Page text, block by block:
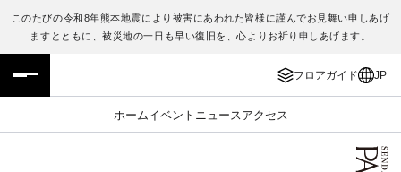
このたびの令和8年熊本地震により被害にあわれた皆様に謹んでお見舞い申しあげ
ますとともに、被災地の一日も早い復旧を、心よりお祈り申しあげます。
フロアガイド JP
ホームイベント ニュース アクセス
フロアガイド
施設案内・アクセス
ENGLISH
繁体字